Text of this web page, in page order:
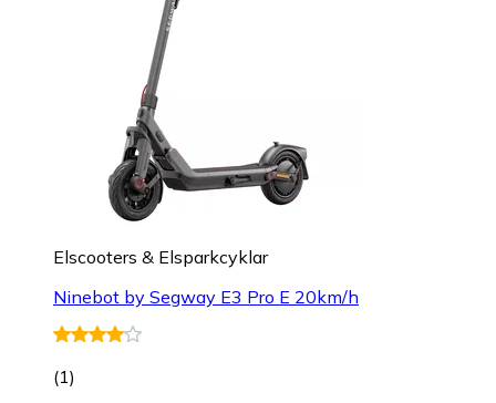
Elscooters & Elsparkcyklar
Ninebot by Segway E3 Pro E 20km/h
(1)